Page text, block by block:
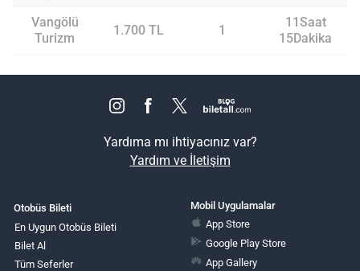
Vangölü
Turizm
1.700 TL 1
11Saat
15Dakika
Yardıma mı ihtiyacınız var?
Yardım ve İletişim
Otobüs Bileti
En Uygun Otobüs Bileti
Bilet Al
Tüm Seferler
Mobil Uygulamalar
App Store
Google Play Store
App Gallery